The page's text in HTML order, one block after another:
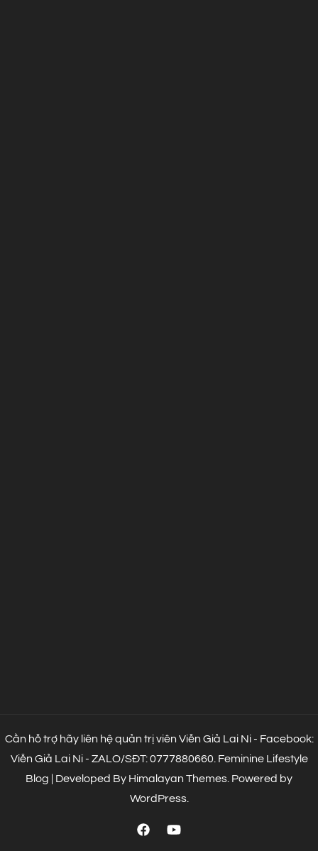
Cần hỗ trợ hãy liên hệ quản trị viên Viễn Giả Lai Ni - Facebook:
Viễn Giả Lai Ni - ZALO/SĐT: 0777880660. Feminine Lifestyle
Blog | Developed By Himalayan Themes Powered by
WordPress.